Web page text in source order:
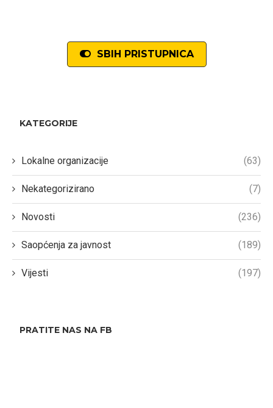
SBIH PRISTUPNICA
KATEGORIJE
Lokalne organizacije (63)
Nekategorizirano (7)
Novosti (236)
Saopćenja za javnost (189)
Vijesti (197)
PRATITE NAS NA FB